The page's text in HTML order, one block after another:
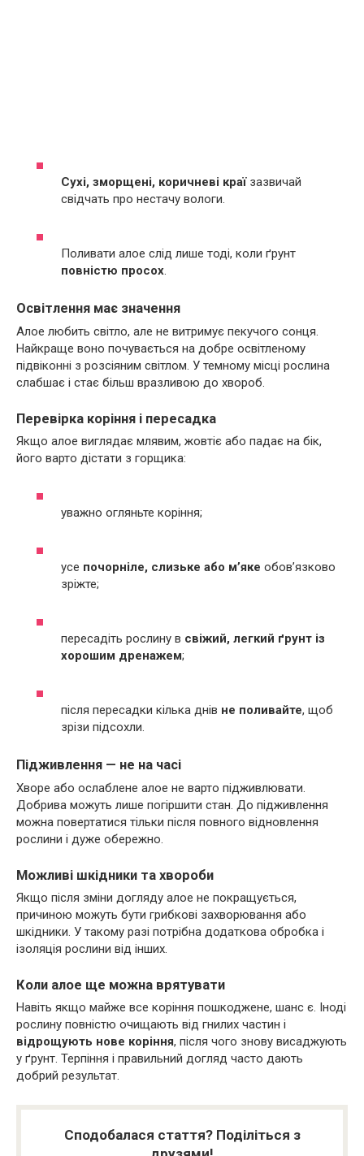
Сухі, зморщені, коричневі країзазвичай
свідчать про нестачу вологи.
Поливати алое слід лише тоді, коли ґрунт
повністю просох.
Освітлення має значення
Алое любить світло, але не витримує пекучого сонця.
Найкраще воно почувається на добре освітленому
підвіконні з розсіяним світлом. У темному місці рослина
слабшає і стає більш вразливою до хвороб.
Перевірка коріння і пересадка
Якщо алое виглядає млявим, жовтіє або падає на бік,
його варто дістати з горщика:
уважно огляньте коріння;
усе почорніле, слизьке або м’яке обов’язково
зріжте;
пересадіть рослину в свіжий, легкий ґрунт із
хорошим дренажем;
після пересадки кілька днів не поливайте, щоб
зрізи підсохли.
Підживлення — не на часі
Хворе або ослаблене алое не варто підживлювати.
Добрива можуть лише погіршити стан. До підживлення
можна повертатися тільки після повного відновлення
рослини і дуже обережно.
Можливі шкідники та хвороби
Якщо після зміни догляду алое не покращується,
причиною можуть бути грибкові захворювання або
шкідники. У такому разі потрібна додаткова обробка і
ізоляція рослини від інших.
Коли алое ще можна врятувати
Навіть якщо майже все коріння пошкоджене, шанс є. Іноді
рослину повністю очищають від гнилих частин і
відрощують нове коріння, після чого знову висаджують
у ґрунт. Терпіння і правильний догляд часто дають
добрий результат.
Сподобалася стаття? Поділіться з